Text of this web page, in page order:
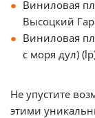
Виниловая
Высоцкий
Виниловая
с моря дул)
Не упустите
этими